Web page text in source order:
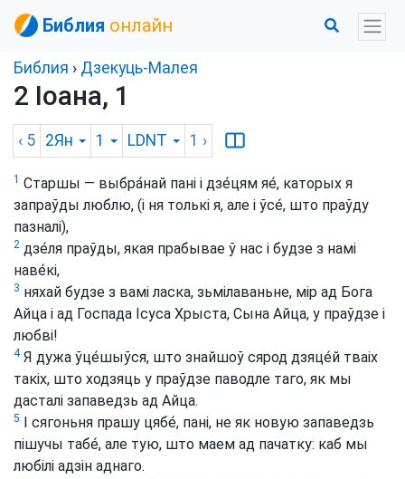
Библия онлайн
Библия › Дзекуць-Малея
2 Іоана, 1
‹ 5 2Ян 1 LDNT 1 ›
1 Старшы — выбра́най пані і дзе́цям яе́, каторых я
запраўды люблю, (і ня толькі я, але і ўсе́, што праўду
пазналі),
2 дзе́ля праўды, якая прабывае ў нас і будзе з намі
наве́кі,
3 няхай будзе з вамі ласка, зьмілаваньне, мір ад Бога
Айца і ад Госпада Ісуса Хрыста, Сына Айца, у праўдзе і
любві!
4Я дужа ўце́шыўся, што знайшоў сярод дзяце́й тваіх
такіх, што ходзяць у праўдзе паводле таго, як мы
дасталі запаведзь ад Айца.
5
І сягоньня прашу цябе́, пані, не як новую запаведзь
пішучы табе́, але тую, што маем ад пачатку: каб мы
любілі адзін аднаго.